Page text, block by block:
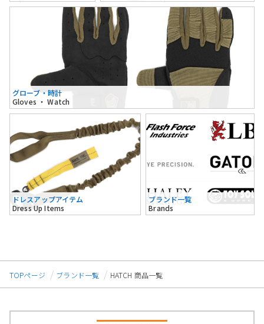
グローブ・時計
Gloves ・ Watch
ドレスアップアイテム
Dress Up Items
ブランド一覧
Brands
TOPページ ブランド一覧 HATCH 商品一覧